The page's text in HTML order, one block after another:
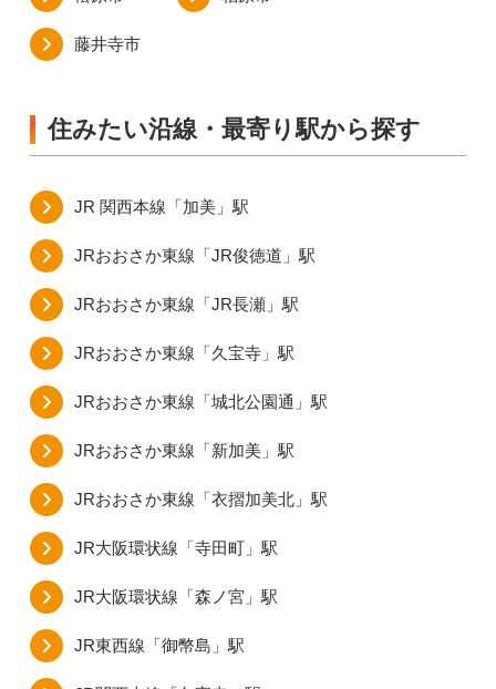
藤井寺市
住みたい沿線・最寄り駅から探す
JR 関西本線「加美」駅
JRおおさか東線「JR俊徳道」駅
JRおおさか東線「JR長瀬」駅
JRおおさか東線「久宝寺」駅
JRおおさか東線「城北公園通」駅
JRおおさか東線「新加美」駅
JRおおさか東線「衣摺加美北」駅
JR大阪環状線「寺田町」駅
JR大阪環状線「森ノ宮」駅
JR東西線「御幣島」駅